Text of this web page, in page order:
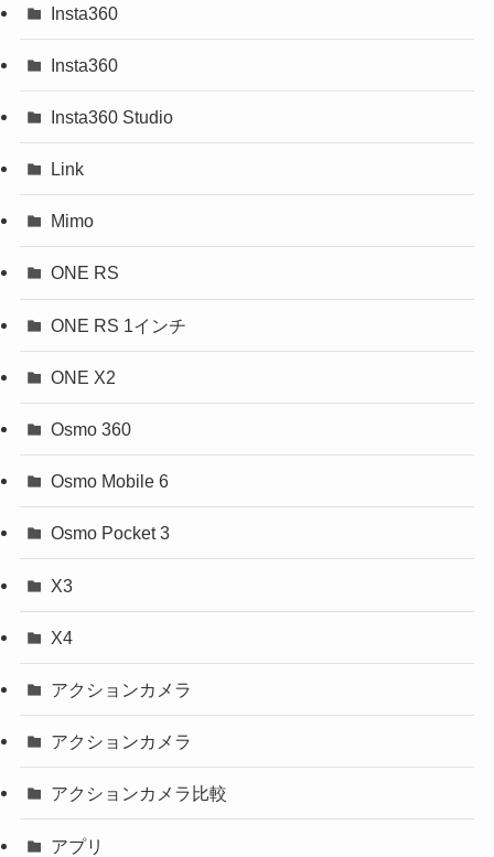
Insta360
Insta360
Insta360 Studio
Link
Mimo
ONE RS
ONE RS 1インチ
ONE X2
Osmo 360
Osmo Mobile 6
Osmo Pocket 3
X3
X4
アクションカメラ
アクションカメラ
アクションカメラ比較
アプリ